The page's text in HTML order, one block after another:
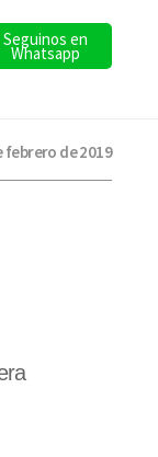
Seguinos en
Whatsapp
febrero de 2019